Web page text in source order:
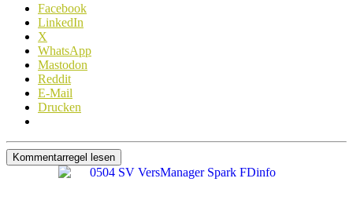
Facebook
LinkedIn
X
WhatsApp
Mastodon
Reddit
E-Mail
Drucken
Kommentarregel lesen